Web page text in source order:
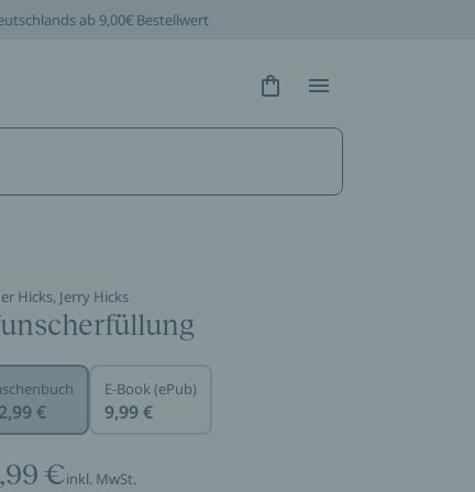
ab 9,00€ Bestellwert
Hidden Text
Hidden Text
Hicks, Jerry Hicks
€
E-Book (ePub)
9,99 €
€inkl. MwSt.